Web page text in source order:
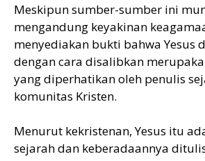
Meskipun sumber-sumber ini
mengandung keyakinan
menyediakan bukti bahwa Yesus
dengan cara disalibkan
yang diperhatikan oleh penulis
komunitas Kristen.
Menurut kekristenan, Yesus itu
sejarah dan keberadaannya